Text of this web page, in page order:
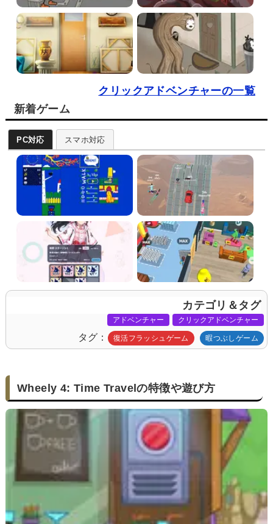
クリックアドベンチャーの一覧
新着ゲーム
PC対応 スマホ対応
カテゴリ＆タグ
アドベンチャー クリックアドベンチャー
タグ 復活フラッシュゲーム 暇つぶしゲーム
Wheely 4: Time Travelの特徴や遊び方